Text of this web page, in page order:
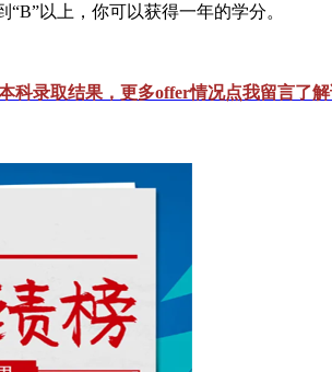
以上，你可以获得一年的学分。
科录取结果，更多offer情况点我留言了